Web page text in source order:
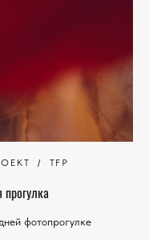
TFP
фотопрогулке